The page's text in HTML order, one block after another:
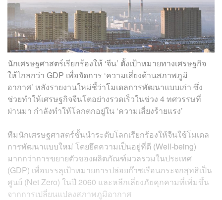
นักเศรษฐศาสตร์เรียกร้องให้ ‘จีน’ ตั้งเป้าหมายทางเศรษฐกิจ
ให้ไกลกว่า GDP เพื่อจัดการ ‘ความเสี่ยงด้านสภาพภูมิ
อากาศ’ หลังรายงานใหม่ชี้ว่าโมเดลการพัฒนาแบบเก่า ซึ่ง
ช่วยทำให้เศรษฐกิจจีนโตอย่างรวดเร็วในช่วง 4 ทศวรรษที่
ผ่านมา กำลังทำให้โลกตกอยู่ใน ‘ความเสี่ยงร้ายแรง’
ทีมนักเศรษฐศาสตร์ชั้นนำระดับโลกเรียกร้องให้จีนใช้โมเดล
การพัฒนาแบบใหม่ โดยยึดความเป็นอยู่ที่ดี (Well-being)
มากกว่าการขยายตัวของผลิตภัณฑ์มวลรวมในประเทศ
(GDP) เพื่อบรรลุเป้าหมายการปล่อยก๊าซเรือนกระจกสุทธิเป็น
ศูนย์ (Net Zero) ​ในปี 2060 และหลีกเลี่ยงภัยคุกคามที่เพิ่มขึ้น
จากการเปลี่ยนแปลงสภาพภูมิอากาศ